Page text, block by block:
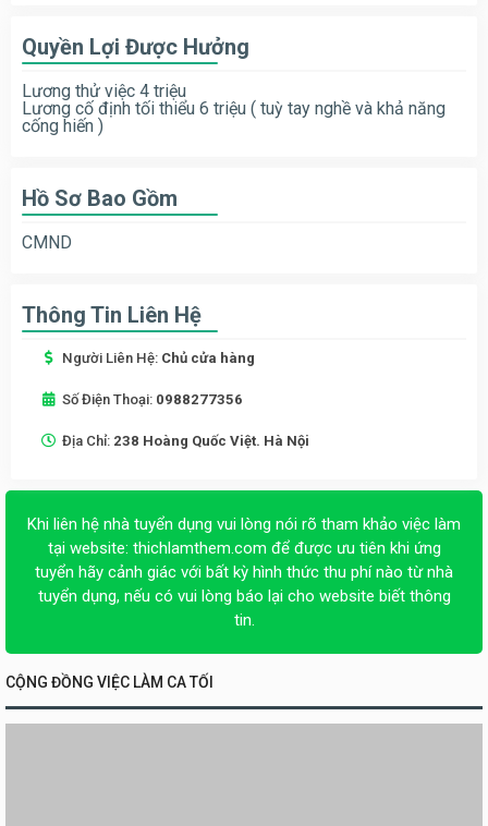
Quyền Lợi Được Hưởng
Lương thử việc 4 triệu
Lương cố định tối thiểu 6 triệu ( tuỳ tay nghề và khả năng
cống hiến )
Hồ Sơ Bao Gồm
CMND
Thông Tin Liên Hệ
Người Liên Hệ: Chủ cửa hàng
Số Điện Thoại: 0988277356
Địa Chỉ: 238 Hoàng Quốc Việt. Hà Nội
Khi liên hệ nhà tuyển dụng vui lòng nói rõ tham khảo việc làm
tại website: thichlamthem.com để được ưu tiên khi ứng
tuyển hãy cảnh giác với bất kỳ hình thức thu phí nào từ nhà
tuyển dụng, nếu có vui lòng báo lại cho website biết thông
tin.
CỘNG ĐỒNG VIỆC LÀM CA TỐI